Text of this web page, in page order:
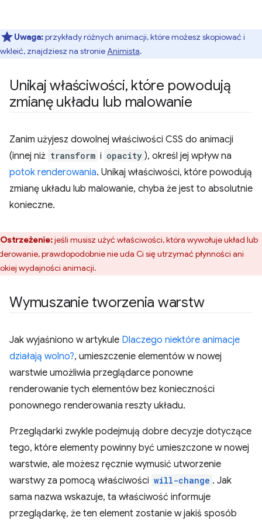
Uwaga:przykłady różnych animacji, które możesz skopiować i
wkleić, znajdziesz na stronieAnimista.
Unikaj właściwości, które powodują
zmianę układu lub malowanie
Zanim użyjesz dowolnej właściwości CSS do animacji
(innej niż transform i opacity ), określ jej wpływ na
potok renderowania. Unikaj właściwości, które powodują
zmianę układu lub malowanie, chyba że jest to absolutnie
konieczne.
Ostrzeżenie:jeśli musisz użyć właściwości, która wywołuje układ lub
prawdopodobnie nie uda Ci się utrzymać płynności ani
wydajności animacji.
Wymuszanie tworzenia warstw
Jak wyjaśniono w artykule Dlaczego niektóre animacje
działają wolno?, umieszczenie elementów w nowej
warstwie umożliwia przeglądarce ponowne
renderowanie tych elementów bez konieczności
ponownego renderowania reszty układu.
Przeglądarki zwykle podejmują dobre decyzje dotyczące
tego, które elementy powinny być umieszczone w nowej
warstwie, ale możesz ręcznie wymusić utworzenie
warstwy za pomocą właściwości will-change . Jak
sama nazwa wskazuje, ta właściwość informuje
przeglądarkę, że ten element zostanie w jakiś sposób